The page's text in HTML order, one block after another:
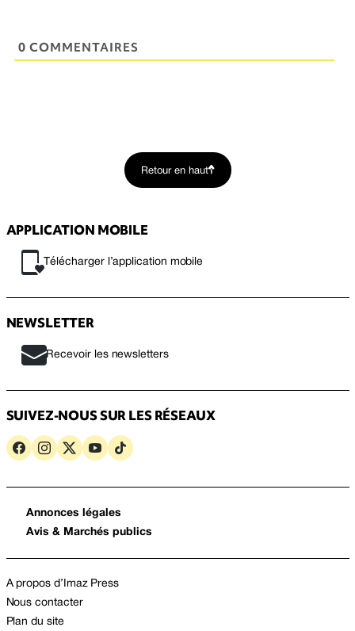
0 COMMENTAIRES
Retour en haut
APPLICATION MOBILE
Télécharger l’application mobile
NEWSLETTER
Recevoir les newsletters
SUIVEZ-NOUS SUR LES RÉSEAUX
Annonces légales
Avis & Marchés publics
A propos d’Imaz Press
Nous contacter
Plan du site